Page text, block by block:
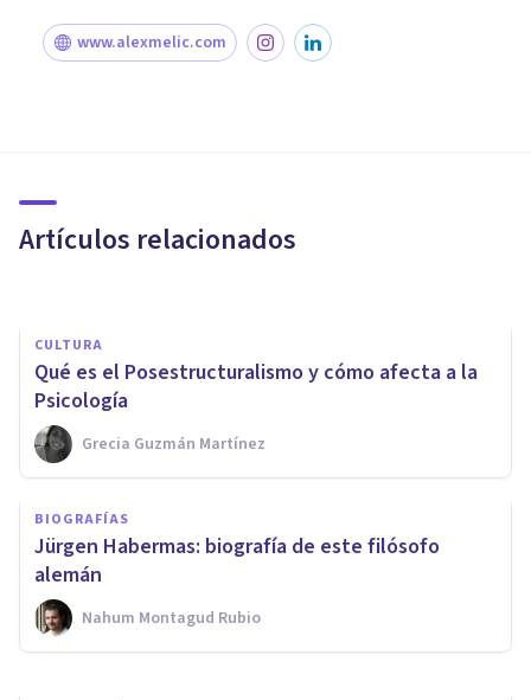
www.alexmelic.com
Artículos relacionados
representaciones sociales?
CULTURA
Qué es el Posestructuralismo y cómo afecta a la
Psicología
Grecia Guzmán Martínez
BIOGRAFÍAS
Jürgen Habermas: biografía de este filósofo
alemán
Nahum Montagud Rubio
Psicología Diferencial:
historia, objetivos y métodos
Arturo Torres